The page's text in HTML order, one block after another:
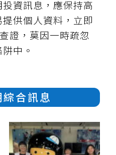
資訊息，應保持高
供個人資料，立即
證，莫因一時疏忽
中。
合訊息